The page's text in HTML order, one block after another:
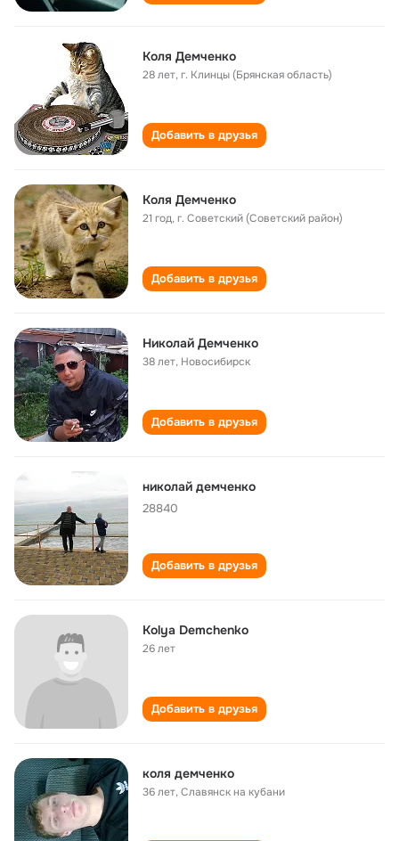
Коля Демченко
28 лет,г. Клинцы (Брянская область)
Добавить в друзья
Коля Демченко
21 год,г. Советский (Советский район)
Добавить в друзья
Николай Демченко
38 лет, Новосибирск
Добавить в друзья
николай демченко
28840
Добавить в друзья
Kolya Demchenko
26 лет
Добавить в друзья
коля демченко
36 лет,Славянск на кубани